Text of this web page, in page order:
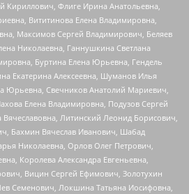
Кириллович, Флиге Ирина Анатольевна,
Вититинова Елена Владимировна,
Максимов Сергей Владимирович, Беляев
Николаевна, Ганнушкина Светлана
Буртина Елена Юрьевна, Гендель
Екатерина Алексеевна, Шуманов Илья
Юрьевна, Свечников Анатолий Мариевич,
Елена Владимировна, Подузов Сергей
Литинский Леонид Борисович,
Бахмин Вячеслав Иванович, Шабад
Николаевна, Орлов Олег Петрович,
Королева Александра Евгеньевна,
Вицин Сергей Ефимович, Золотухин
Семенович, Локшина Татьяна Иосифовна,